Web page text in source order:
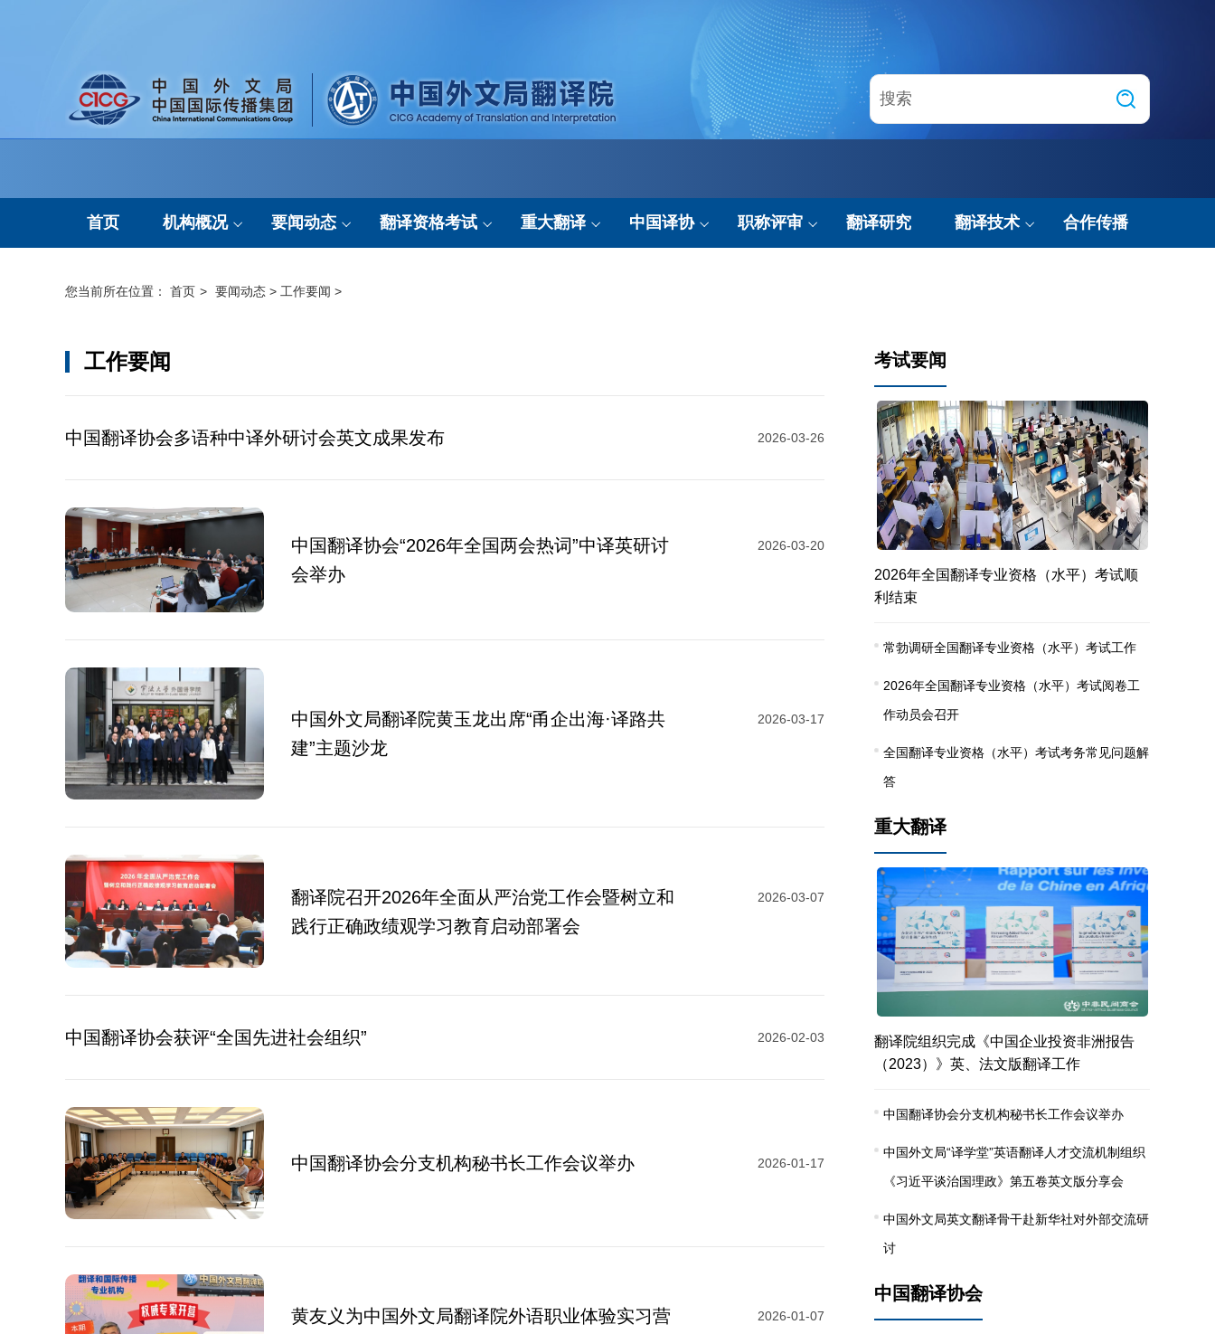
首页 机构概况
现任领导
要闻动态 翻译资格考试 重大翻译 中国译协 职称评审 翻译研究 翻译技术 合作传播
您当前所在位置： 首页 > 要闻动态 > 工作要闻 >
工作要闻
中国翻译协会多语种中译外研讨会英文成果发布 2026-03-26
中国翻译协会“2026年全国两会热词”中译英研讨
会举办
2026-03-20
中国外文局翻译院黄玉龙出席“甬企出海·译路共
建”主题沙龙
2026-03-17
翻译院召开2026年全面从严治党工作会暨树立和
践行正确政绩观学习教育启动部署会
2026-03-07
中国翻译协会获评“全国先进社会组织” 2026-02-03
中国翻译协会分支机构秘书长工作会议举办 2026-01-17
黄友义为中国外文局翻译院外语职业体验实习营
2026-01-07
考试要闻
2026年全国翻译专业资格（水平）考试顺
利结束
常勃调研全国翻译专业资格（水平）考试工作
2026年全国翻译专业资格（水平）考试阅卷工
作动员会召开
全国翻译专业资格（水平）考试考务常见问题解
答
重大翻译
翻译院组织完成《中国企业投资非洲报告
（2023）》英、法文版翻译工作
中国翻译协会分支机构秘书长工作会议举办
中国外文局“译学堂”英语翻译人才交流机制组织
《习近平谈治国理政》第五卷英文版分享会
中国外文局英文翻译骨干赴新华社对外部交流研
讨
中国翻译协会